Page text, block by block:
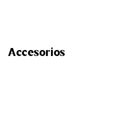
Accesorios